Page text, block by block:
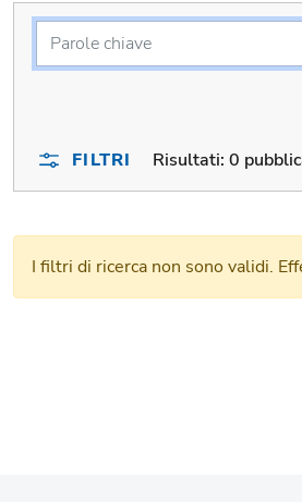
FILTRI Risultati:0
I filtri di ricerca non sono validi.